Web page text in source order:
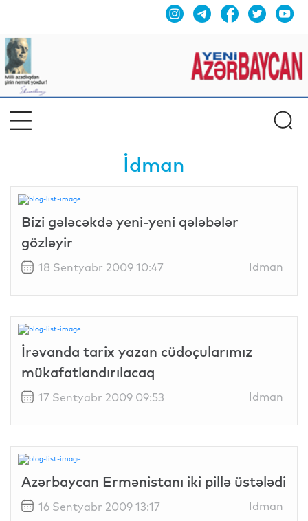
İdman
Bizi gələcəkdə yeni-yeni qələbələr
gözləyir
18 Sentyabr 2009 10:47 Idman
İrəvanda tarix yazan cüdoçularımız
mükafatlandırılacaq
17 Sentyabr 2009 09:53 Idman
Azərbaycan Ermənistanı iki pillə üstələdi
16 Sentyabr 2009 13:17 Idman